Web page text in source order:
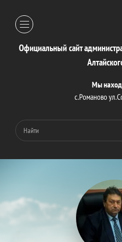
Официальный сайт
Мы
с.Романово